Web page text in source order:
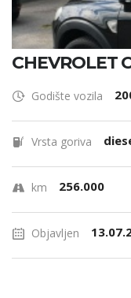
CHEVROLET
Godište vozila
Vrsta goriva
km 256.000
Objavljen